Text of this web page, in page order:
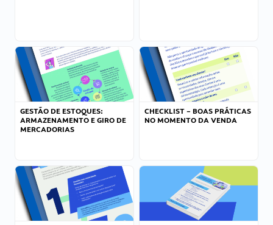
GESTÃO DE ESTOQUES:
ARMAZENAMENTO E GIRO DE
MERCADORIAS
CHECKLIST – BOAS PRÁTICAS
NO MOMENTO DA VENDA